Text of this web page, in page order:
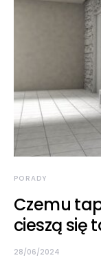
PORADY
Czemu
cieszą się
28/06/2024